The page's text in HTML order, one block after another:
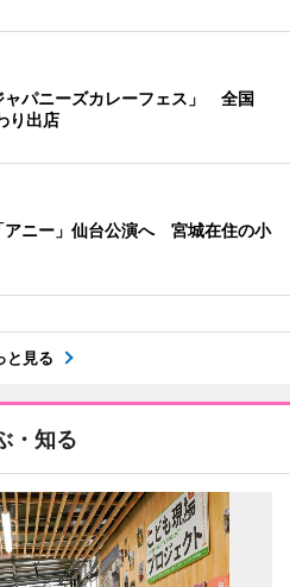
ャパニーズカレーフェス」 全国
り出店
アニー」仙台公演へ 宮城在住の小
と見る
・知る